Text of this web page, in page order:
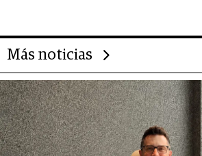
Más noticias